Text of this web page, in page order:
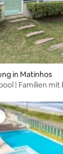
in Matinhos
| Familien mit